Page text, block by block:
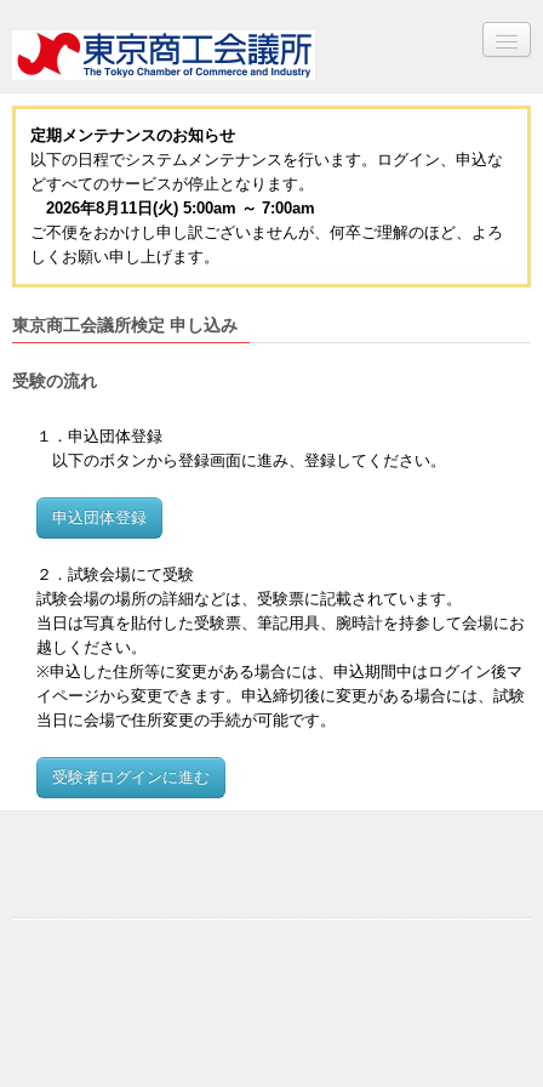
定期メンテナンスのお知らせ
以下の日程でシステムメンテナンスを行います。ログイン、申込な
どすべてのサービスが停止となります。
2026年8月11日(火) 5:00am ～ 7:00am
ご不便をおかけし申し訳ございませんが、何卒ご理解のほど、よろ
しくお願い申し上げます。
東京商工会議所検定 申し込み
受験の流れ
１．申込団体登録
以下のボタンから登録画面に進み、登録してください。
申込団体登録
２．試験会場にて受験
試験会場の場所の詳細などは、受験票に記載されています。
当日は写真を貼付した受験票、筆記用具、腕時計を持参して会場にお
越しください。
※申込した住所等に変更がある場合には、申込期間中はログイン後マ
イページから変更できます。申込締切後に変更がある場合には、試験
当日に会場で住所変更の手続が可能です。
受験者ログインに進む